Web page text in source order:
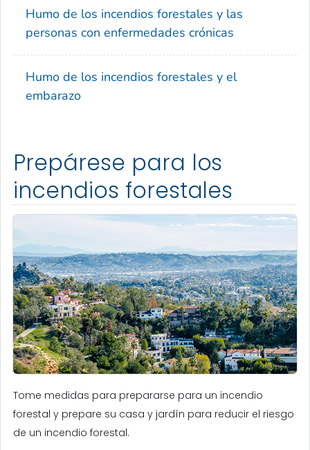
Humo de los incendios forestales y las
personas con enfermedades crónicas
Humo de los incendios forestales y el
embarazo
Prepárese para los
incendios forestales
Tome medidas para prepararse para un incendio
forestal y prepare su casa y jardín para reducir el riesgo
de un incendio forestal.